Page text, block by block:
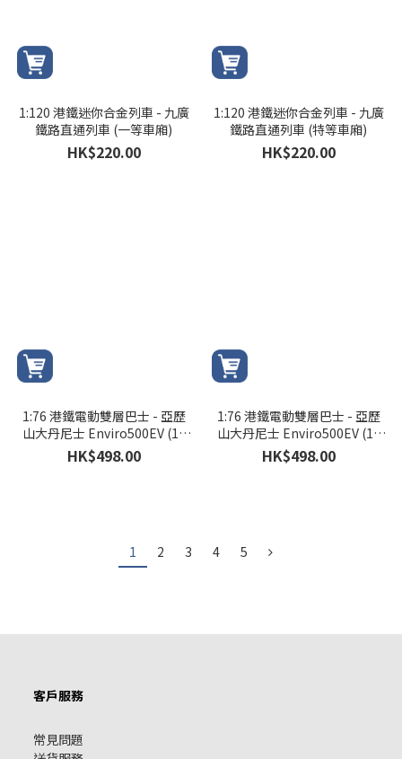
1:120 港鐵迷你合金列車 - 九廣
鐵路直通列車 (一等車廂)
HK$220.00
1:120 港鐵迷你合金列車 - 九廣
鐵路直通列車 (特等車廂)
HK$220.00
1:76 港鐵電動雙層巴士 - 亞歷
山大丹尼士 Enviro500EV (12
米) - MTR
HK$498.00
1:76 港鐵電動雙層巴士 - 亞歷
山大丹尼士 Enviro500EV (12
米) - K54 屯門市中心
HK$498.00
1 2 3 4 5
客戶服務
常見問題